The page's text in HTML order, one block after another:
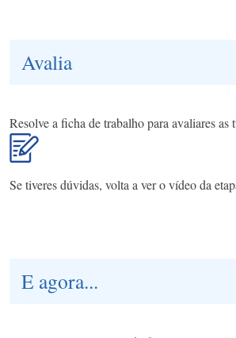
Avalia
Resolve a ficha de trabalho para avaliares as
Se tiveres dúvidas, volta a ver o vídeo da
E agora...